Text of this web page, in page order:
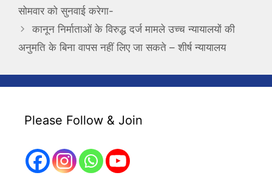
सोमवार को सुनवाई करेगा-
कानून निर्माताओं के विरुद्ध दर्ज मामले उच्च न्यायालयों की
अनुमति के बिना वापस नहीं लिए जा सकते – शीर्ष न्यायालय
Please Follow & Join